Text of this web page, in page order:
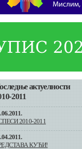
актуелности
2011
2010-2011
КУЋИ!